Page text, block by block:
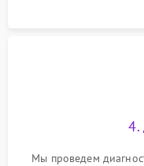
4.
Мы проведем